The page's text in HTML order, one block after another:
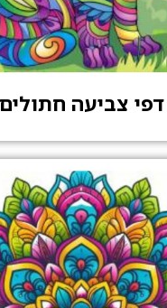
דפי צביעה חתולים